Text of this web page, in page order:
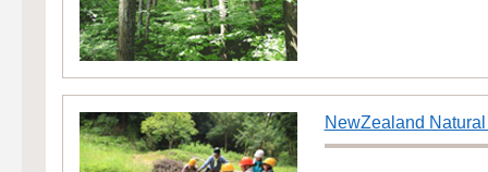
NewZealand